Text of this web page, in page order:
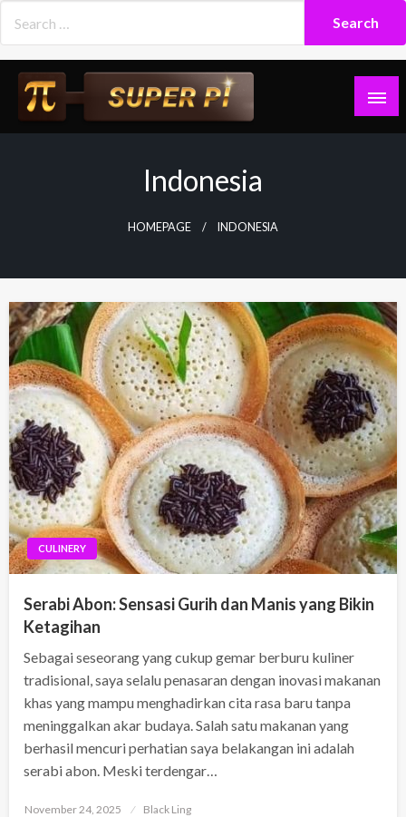
content
Indonesia
HOMEPAGE INDONESIA
CULINERY
Serabi Abon: Sensasi Gurih dan Manis yang Bikin
Ketagihan
Sebagai seseorang yang cukup gemar berburu kuliner
tradisional, saya selalu penasaran dengan inovasi makanan
khas yang mampu menghadirkan cita rasa baru tanpa
meninggalkan akar budaya. Salah satu makanan yang
berhasil mencuri perhatian saya belakangan ini adalah
serabi abon. Meski terdengar…
Posted
November 24, 2025 Black Ling